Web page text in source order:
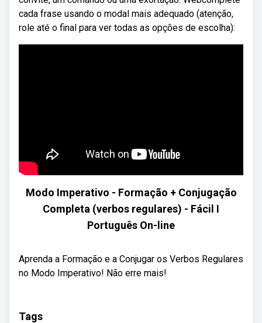
cada frase usando o modal mais adequado (atenção,
role até o final para ver todas as opções de escolha):
Modo Imperativo - Formação + Conjugação
Completa (verbos regulares) - Fácil I
Português On-line
Aprenda a Formação e a Conjugar os Verbos Regulares
no Modo Imperativo! Não erre mais!
Tags